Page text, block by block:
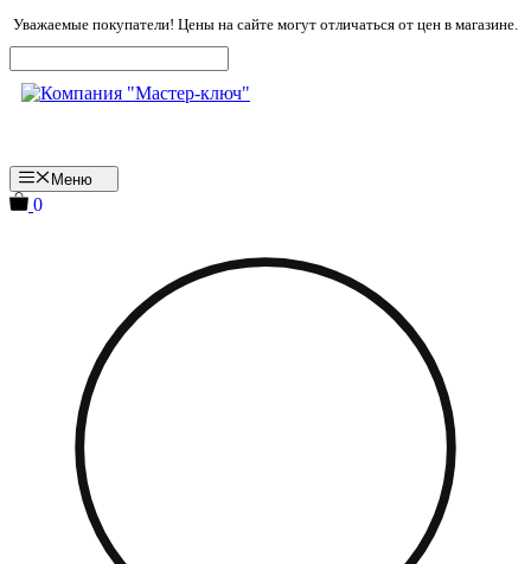
Перейти
к
содержимому
Уважаемые покупатели! Цены на сайте могут отличаться от цен в магазине.
Меню
0